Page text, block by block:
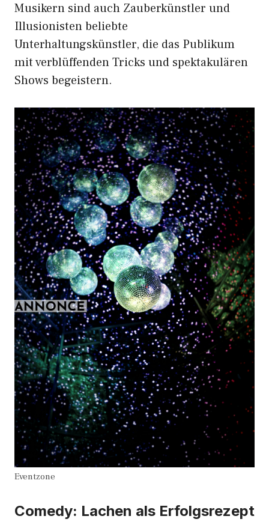
Musikern sind auch Zauberkünstler und
Illusionisten beliebte
Unterhaltungskünstler, die das Publikum
mit verblüffenden Tricks und spektakulären
Shows begeistern.
Eventzone
Comedy: Lachen als Erfolgsrezept